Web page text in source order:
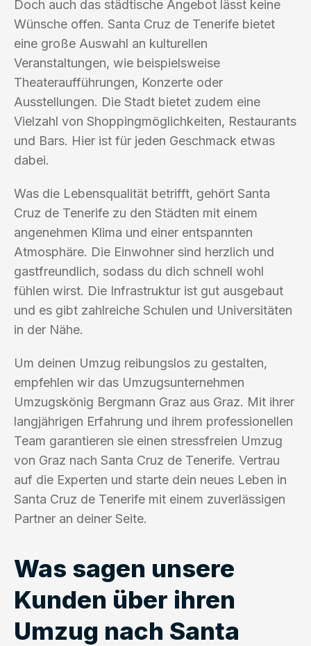
Doch auch das städtische Angebot lässt keine
Wünsche offen. Santa Cruz de Tenerife bietet
eine große Auswahl an kulturellen
Veranstaltungen, wie beispielsweise
Theateraufführungen, Konzerte oder
Ausstellungen. Die Stadt bietet zudem eine
Vielzahl von Shoppingmöglichkeiten, Restaurants
und Bars. Hier ist für jeden Geschmack etwas
dabei.
Was die Lebensqualität betrifft, gehört Santa
Cruz de Tenerife zu den Städten mit einem
angenehmen Klima und einer entspannten
Atmosphäre. Die Einwohner sind herzlich und
gastfreundlich, sodass du dich schnell wohl
fühlen wirst. Die Infrastruktur ist gut ausgebaut
und es gibt zahlreiche Schulen und Universitäten
in der Nähe.
Um deinen Umzug reibungslos zu gestalten,
empfehlen wir das Umzugsunternehmen
Umzugskönig Bergmann Graz aus Graz. Mit ihrer
langjährigen Erfahrung und ihrem professionellen
Team garantieren sie einen stressfreien Umzug
von Graz nach Santa Cruz de Tenerife. Vertrau
auf die Experten und starte dein neues Leben in
Santa Cruz de Tenerife mit einem zuverlässigen
Partner an deiner Seite.
Was sagen unsere
Kunden über ihren
Umzug nach Santa